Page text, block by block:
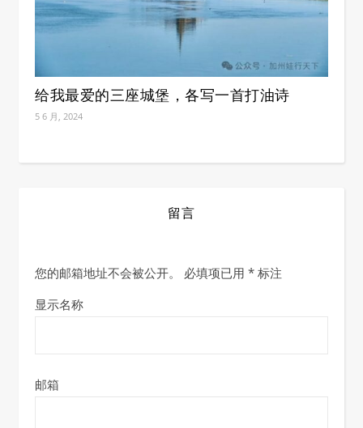
给我最爱的三座城堡，各写一首打油诗
5 6 月, 2024
留言
您的邮箱地址不会被公开。 必填项已用 * 标注
显示名称
邮箱